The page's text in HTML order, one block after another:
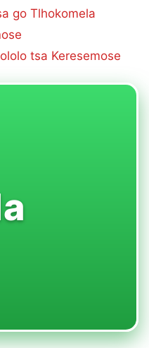
go Tlhokomela
tsa Keresemose